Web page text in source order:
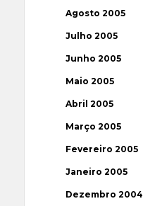
Agosto 2005
Julho 2005
Junho 2005
Maio 2005
Abril 2005
Março 2005
Fevereiro 2005
Janeiro 2005
Dezembro 2004